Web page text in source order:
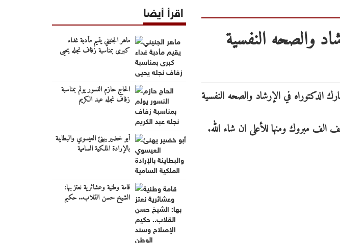
والصحه النفسية
الف مبروك ومنها للأعلى ان شاء الله.
اقرأ أيضا
ماهر الجنيني يقيم مأدبة غداء
كبرى بمناسبة زفاف نجله يحيى
الحاج حازم النسور يولم بمناسبة
زفاف نجله عبد الكريم
أبو خضير يهنئ العيسوي والبطاينة
بالإرادة الملكية السامية
قامة وطنية وعشائرية نعتز بها:
الشيخ حسن القلاب.. حكيم